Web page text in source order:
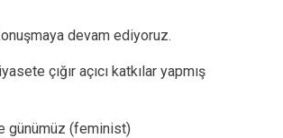
devam ediyoruz.
çığır açıcı katkılar yapmış
günümüz (feminist)